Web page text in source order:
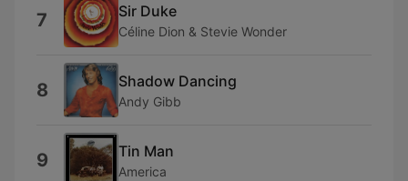
7 Sir Duke
Céline Dion & Stevie Wonder
8 Shadow Dancing
Andy Gibb
9 Tin Man
America